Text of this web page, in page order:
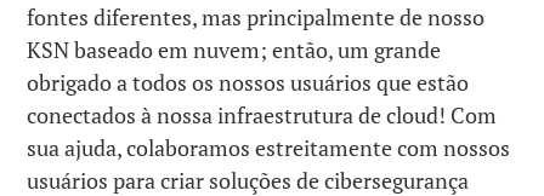
fontes diferentes, mas principalmente de nosso
KSN baseado em nuvem; então, um grande
obrigado a todos os nossos usuários que estão
conectados à nossa infraestrutura de cloud! Com
sua ajuda, colaboramos estreitamente com nossos
usuários para criar soluções de cibersegurança